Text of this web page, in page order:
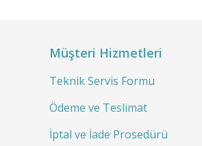
JOANLAB FA1004 Analitik Terazi
Müşteri Hizmetleri
Teknik Servis Formu
Ödeme ve Teslimat
İptal ve İade Prosedürü